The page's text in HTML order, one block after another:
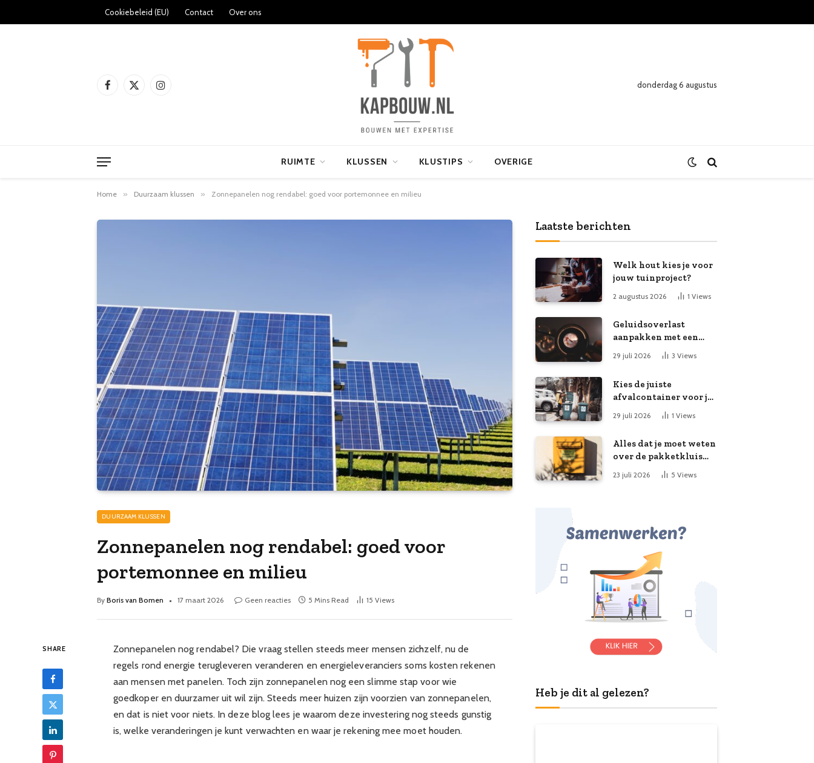
Cookiebeleid (EU) Contact Over ons
Facebook
X
Instagram donderdag 6 augustus
RUIMTE KLUSSEN KLUSTIPS OVERIGE
Home » Duurzaam klussen » Zonnepanelen nog rendabel: goed voor portemonnee en milieu
DUURZAAM KLUSSEN
Zonnepanelen nog rendabel: goed voor
portemonnee en milieu
By Boris van Bomen 17 maart 2026 Geen reacties 5 Mins Read 15 Views
SHARE
Zonnepanelen nog rendabel? Die vraag stellen steeds meer mensen zichzelf, nu de
regels rond energie terugleveren veranderen en energieleveranciers soms kosten rekenen
aan mensen met panelen. Toch zijn zonnepanelen nog een slimme stap voor wie
goedkoper en duurzamer uit wil zijn. Steeds meer huizen zijn voorzien van zonnepanelen,
en dat is niet voor niets. In deze blog lees je waarom deze investering nog steeds gunstig
is, welke veranderingen je kunt verwachten en waar je rekening mee moet houden.
Laatste berichten
Welk hout kies je voor
jouw tuinproject?
2 augustus 2026 1 Views
Geluidsoverlast
aanpakken met een
slimme meting
29 juli 2026 3 Views
Kies de juiste
afvalcontainer voor je
29 juli 2026 1 Views
Alles dat je moet weten
over de pakketkluis
aan huis: voordelen,
kooptips en belang
23 juli 2026 5 Views
Heb je dit al gelezen?